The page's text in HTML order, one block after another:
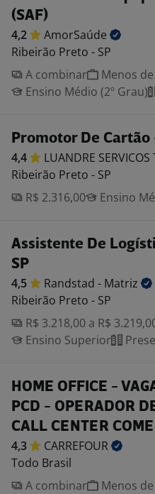
(SAF)
4,2
AmorSaúde
Ribeirão Preto - SP
A combinar
Menos
Ensino Médio (2º Grau)
Promotor De Cartão
4,4 LUANDRE
Ribeirão Preto - SP
R$ 2.316,00
Ensino
Assistente De
SP
4,5 Randstad - Matriz
Ribeirão Preto - SP
R$ 3.218,00 a R$
Ensino Superior
HOME OFFICE -
PCD - OPERADOR
CALL CENTER
4,3
CARREFOUR
Todo Brasil
A combinar
Menos